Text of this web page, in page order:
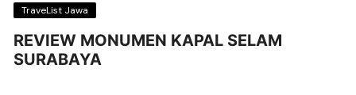
TraveList Jawa
REVIEW MONUMEN KAPAL SELAM
SURABAYA